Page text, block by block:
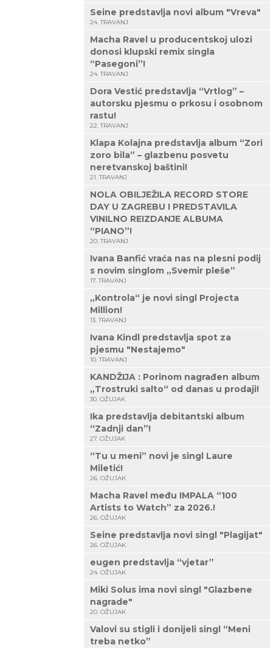
Seine predstavlja novi album "Vreva"
24. TRAVANJ
Macha Ravel u producentskoj ulozi
donosi klupski remix singla
“Pasegoni”!
24. TRAVANJ
Dora Vestić predstavlja “Vrtlog” –
autorsku pjesmu o prkosu i osobnom
rastu!
22. TRAVANJ
Klapa Kolajna predstavlja album “Zori
zoro bila” – glazbenu posvetu
neretvanskoj baštini!
21. TRAVANJ
NOLA OBILJEŽILA RECORD STORE
DAY U ZAGREBU I PREDSTAVILA
VINILNO REIZDANJE ALBUMA
“PIANO”!
20. TRAVANJ
Ivana Banfić vraća nas na plesni podij
s novim singlom „Svemir pleše”
17. TRAVANJ
„Kontrola“ je novi singl Projecta
Million!
13. TRAVANJ
Ivana Kindl predstavlja spot za
pjesmu "Nestajemo"
10. TRAVANJ
KANDŽIJA : Porinom nagrađen album
„Trostruki salto“ od danas u prodaji!
30. OŽUJAK
Ika predstavlja debitantski album
“Zadnji dan”!
27. OŽUJAK
“Tu u meni” novi je singl Laure
Miletić!
26. OŽUJAK
Macha Ravel među IMPALA “100
Artists to Watch” za 2026.!
26. OŽUJAK
Seine predstavlja novi singl "Plagijat"
26. OŽUJAK
eugen predstavlja “vjetar”
24. OŽUJAK
Miki Solus ima novi singl "Glazbene
nagrade"
20. OŽUJAK
Valovi su stigli i donijeli singl “Meni
treba netko”